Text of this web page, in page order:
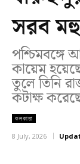
সরব
পশ্চিমবঙ্গে
কায়েম
তুলে তিনি
কটাক্ষ
কলকাতা
8 July, 2026